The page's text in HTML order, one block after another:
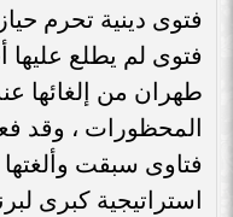
فتوى دينية تحرم
فتوى لم يطلع عليها
طهران من إلغائها
المحظورات ، وقد
فتاوى سبقت
استراتيجية كبرى